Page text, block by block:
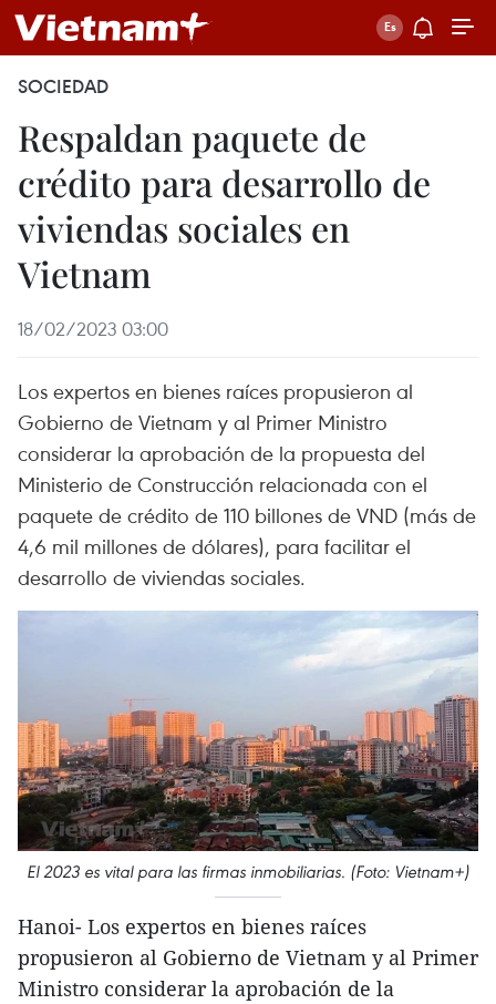
SOCIEDAD
Respaldan paquete de
crédito para desarrollo de
viviendas sociales en
Vietnam
18/02/2023 03:00
Los expertos en bienes raíces propusieron al
Gobierno de Vietnam y al Primer Ministro
considerar la aprobación de la propuesta del
Ministerio de Construcción relacionada con el
paquete de crédito de 110 billones de VND (más de
4,6 mil millones de dólares), para facilitar el
desarrollo de viviendas sociales.
El 2023 es vital para las firmas inmobiliarias. (Foto: Vietnam+)
Hanoi- Los expertos en bienes raíces
propusieron al Gobierno de Vietnam y al Primer
Ministro considerar la aprobación de la